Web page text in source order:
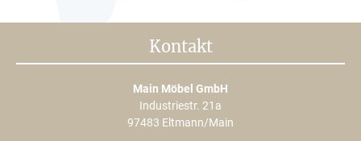
Kontakt
Main Möbel GmbH
Industriestr. 21a
97483 Eltmann/Main